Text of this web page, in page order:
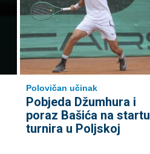
Polovičan učinak
Pobjeda Džumhura i
poraz Bašića na startu
turnira u Poljskoj